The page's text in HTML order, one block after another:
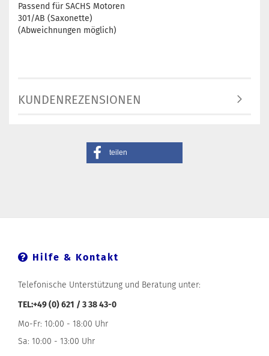
Passend für SACHS Motoren
301/AB (Saxonette)
(Abweichnungen möglich)
KUNDENREZENSIONEN
teilen
Hilfe & Kontakt
Telefonische Unterstützung und Beratung unter:
TEL:+49 (0) 621 / 3 38 43-0
Mo-Fr: 10:00 - 18:00 Uhr
Sa: 10:00 - 13:00 Uhr